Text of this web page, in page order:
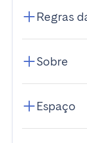
Regras
Sobre
Espaço